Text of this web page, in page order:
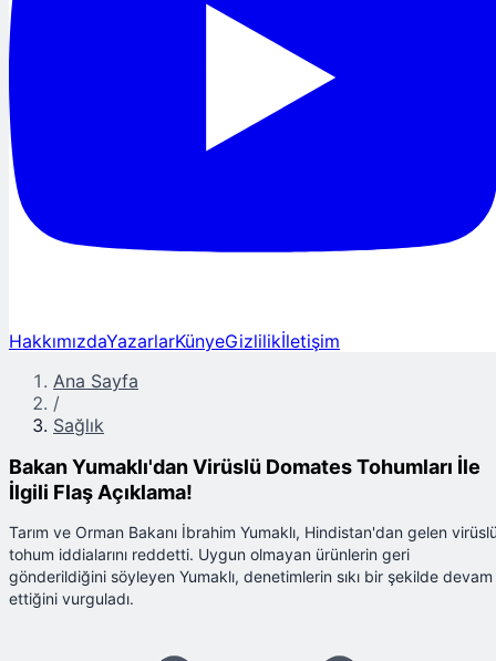
HakkımızdaYazarlarKünyeGizlilikİletişim
Ana Sayfa
/
Sağlık
Bakan Yumaklı'dan Virüslü Domates Tohumları İle
İlgili Flaş Açıklama!
Tarım ve Orman Bakanı İbrahim Yumaklı, Hindistan'dan gelen
tohum iddialarını reddetti. Uygun olmayan ürünlerin geri
gönderildiğini söyleyen Yumaklı, denetimlerin sıkı bir şekilde devam
ettiğini vurguladı.